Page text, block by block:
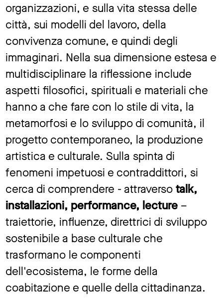
organizzazioni, e sulla vita stessa delle
città, sui modelli del lavoro, della
convivenza comune, e quindi degli
immaginari. Nella sua dimensione estesa e
multidisciplinare la riflessione include
aspetti filosofici, spirituali e materiali che
hanno a che fare con lo stile di vita, la
metamorfosi e lo sviluppo di comunità, il
progetto contemporaneo, la produzione
artistica e culturale. Sulla spinta di
fenomeni impetuosi e contraddittori, si
cerca di comprendere - attraverso talk,
installazioni, performance, lecture–
traiettorie, influenze, direttrici di sviluppo
sostenibile a base culturale che
trasformano le componenti
dell'ecosistema, le forme della
coabitazione e quelle della cittadinanza.